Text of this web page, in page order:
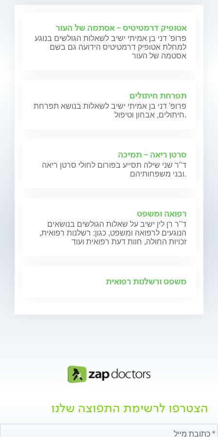
אטופיק דרמטיטיס - אסתמה של העור
פרופ' דני בן אמיתי ישיב לשאלות הגולשים בנוגע
למחלת אטופיק דרמטיטיס הידועה גם בשם
אסטמה של העור
תפרחת חיתולים
פרופ' דני בן אמיתי ישיב לשאלות בנושא תפרחת
חיתולים, אבחון וטיפול.
סרטן ריאה - תמיכה
ד"ר שני שילה תסייע בפורום לחולי סרטן ריאה
ובני משפחותיהם.
רפואה ומשפט
ד"ר רן לין ישיב על שאלות הגולשים בנושאים
הנוגעים לרפואה ומשפט, כגון: רשלנות רפואית,
זכויות החולה, חוות דעת רפואית ועוד
משפט ורשלנות רפואית
הצטרפו לרשימת התפוצה שלנו